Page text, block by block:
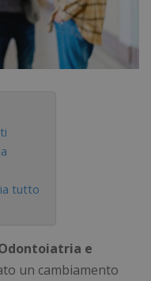
tutto
e
un cambiamento